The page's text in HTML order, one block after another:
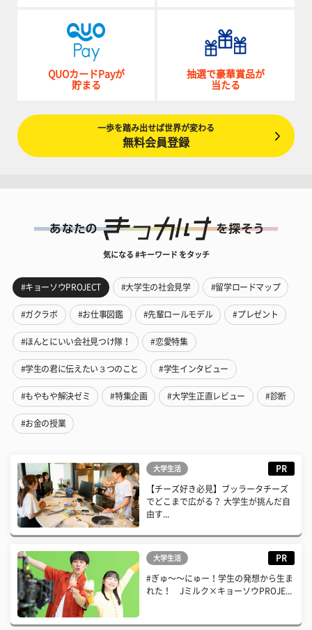
QUOカードPayが
貯まる
抽選で豪華賞品が
当たる
一歩を踏み出せば世界が変わる
無料会員登録
気になる #キーワード をタッチ
#キョーソウPROJECT #大学生の社会見学 #留学ロードマップ
#ガクラボ #お仕事図鑑 #先輩ロールモデル #プレゼント
#ほんとにいい会社見つけ隊！ #恋愛特集
#学生の君に伝えたい３つのこと #学生インタビュー
#もやもや解決ゼミ #特集企画 #大学生正直レビュー #診断
#お金の授業
大学生活 PR
【チーズ好き必見】ブッラータチーズ
でどこまで広がる？ 大学生が挑んだ自
由す...
大学生活 PR
#ぎゅ〜〜にゅー！学生の発想から生ま
れた！ Jミルク×キョーソウPROJE...